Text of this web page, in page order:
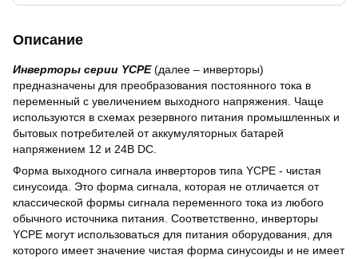
Описание
Инверторы серии YCPE(далее – инверторы)
предназначены для преобразования постоянного тока в
переменный с увеличением выходного напряжения. Чаще
используются в схемах резервного питания промышленных и
бытовых потребителей от аккумуляторных батарей
напряжением 12 и 24В DC.
Форма выходного сигнала инверторов типа YCPE - чистая
синусоида. Это форма сигнала, которая не отличается от
классической формы сигнала переменного тока из любого
обычного источника питания. Соответственно, инверторы
YCPE могут использоваться для питания оборудования, для
которого имеет значение чистая форма синусоиды и не имеет